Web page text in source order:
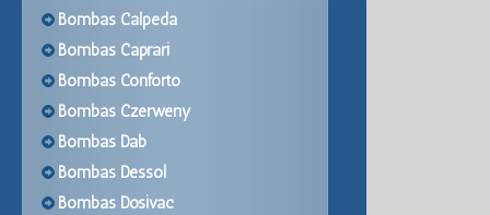
Bombas Calpeda
Bombas Caprari
Bombas Conforto
Bombas Czerweny
Bombas Dab
Bombas Dessol
Bombas Dosivac